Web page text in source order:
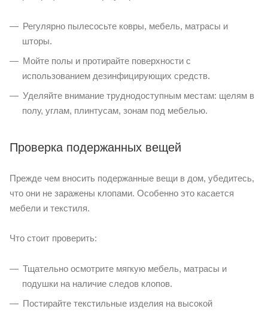
Регулярно пылесосьте ковры, мебель, матрасы и
шторы.
Мойте полы и протирайте поверхности с
использованием дезинфицирующих средств.
Уделяйте внимание труднодоступным местам: щелям в
полу, углам, плинтусам, зонам под мебелью.
Проверка подержанных вещей
Прежде чем вносить подержанные вещи в дом, убедитесь,
что они не заражены клопами. Особенно это касается
мебели и текстиля.
Что стоит проверить:
Тщательно осмотрите мягкую мебель, матрасы и
подушки на наличие следов клопов.
Постирайте текстильные изделия на высокой